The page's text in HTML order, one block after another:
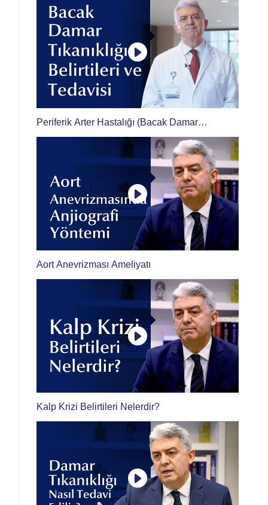
Periferik Arter Hastalığı (Bacak Damar
Tıkanıklığı) Nasıl Tedavi Edilir?
Aort Anevrizması Ameliyatı
Kalp Krizi Belirtileri Nelerdir?